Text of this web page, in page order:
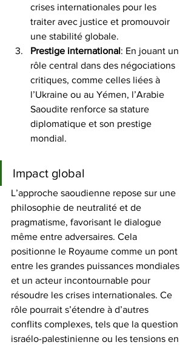
crises internationales pour les
traiter avec justice et promouvoir
une stabilité globale.
Prestige international : En jouant un
rôle central dans des négociations
critiques, comme celles liées à
l’Ukraine ou au Yémen, l’Arabie
Saoudite renforce sa stature
diplomatique et son prestige
mondial.
Impact global
L’approche saoudienne repose sur une
philosophie de neutralité et de
pragmatisme, favorisant le dialogue
même entre adversaires. Cela
positionne le Royaume comme un pont
entre les grandes puissances mondiales
et un acteur incontournable pour
résoudre les crises internationales. Ce
rôle pourrait s’étendre à d’autres
conflits complexes, tels que la question
israélo-palestinienne ou les tensions en